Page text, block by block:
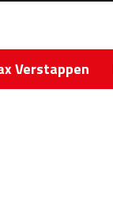
Verstappen